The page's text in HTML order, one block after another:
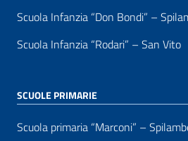
Scuola Infanzia “Don Bondi” –
Scuola Infanzia “Rodari” – San Vito
SCUOLE PRIMARIE
Scuola primaria “Marconi” –